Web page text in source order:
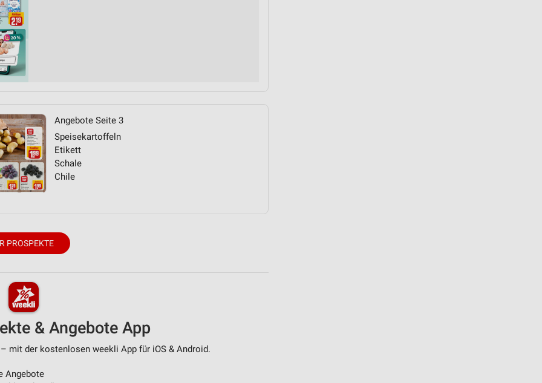
Angebote Seite 3
Speisekartoffeln
Etikett
Schale
Chile
PROSPEKTE
& Angebote App
mit der kostenlosen weekli App für iOS & Android.
Angebote